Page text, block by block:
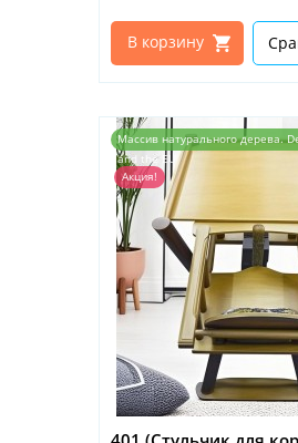
В корзину
Массив натурального дерева.
and the EU
Акция!